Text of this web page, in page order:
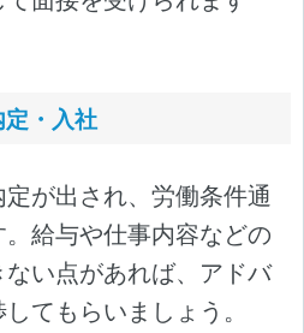
定・入社
が出され、労働条件通
給与や仕事内容などの
い点があれば、アドバ
てもらいましょう。